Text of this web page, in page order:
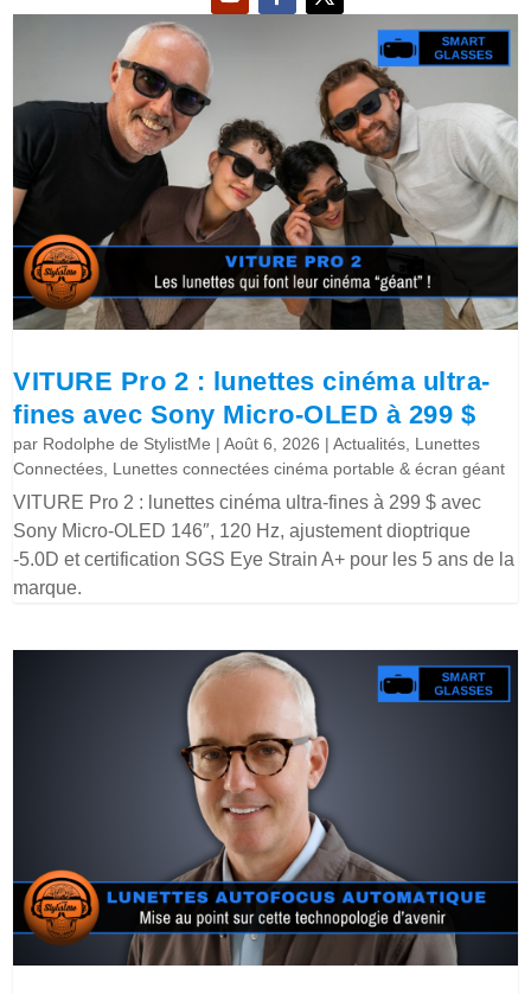
VITURE Pro 2 : lunettes cinéma ultra-
fines avec Sony Micro-OLED à 299 $
par Rodolphe de StylistMe |Août 6, 2026 |Actualités, Lunettes
Connectées, Lunettes connectées cinéma portable & écran géant
VITURE Pro 2 : lunettes cinéma ultra-fines à 299 $ avec
Sony Micro-OLED 146″, 120 Hz, ajustement dioptrique
-5.0D et certification SGS Eye Strain A+ pour les 5 ans de la
marque.